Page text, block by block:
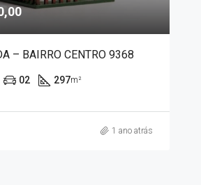
– BAIRRO CENTRO 9368
02 297m²
1 ano atrás